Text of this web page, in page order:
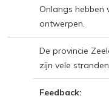
Onlangs
ontwerpen.
De provincie
zijn vele
Feedback: